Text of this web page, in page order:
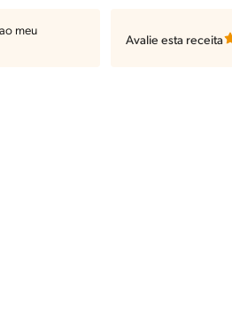
meu
Avalie esta receita